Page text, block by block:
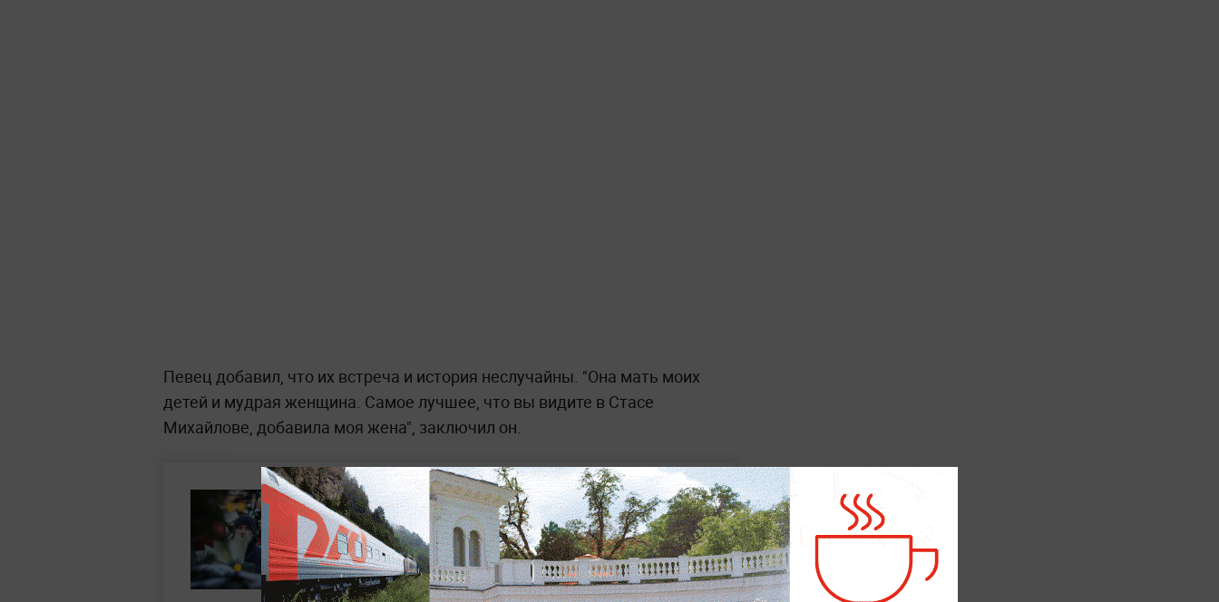
Певец добавил, что их встреча и история неслучайны. "Она мать моих
детей и мудрая женщина. Самое лучшее, что вы видите в Стаcе
Михайлове, добавила моя жена", заключил он.
Валерия раскрыла секрет
прочных отношений в
семье